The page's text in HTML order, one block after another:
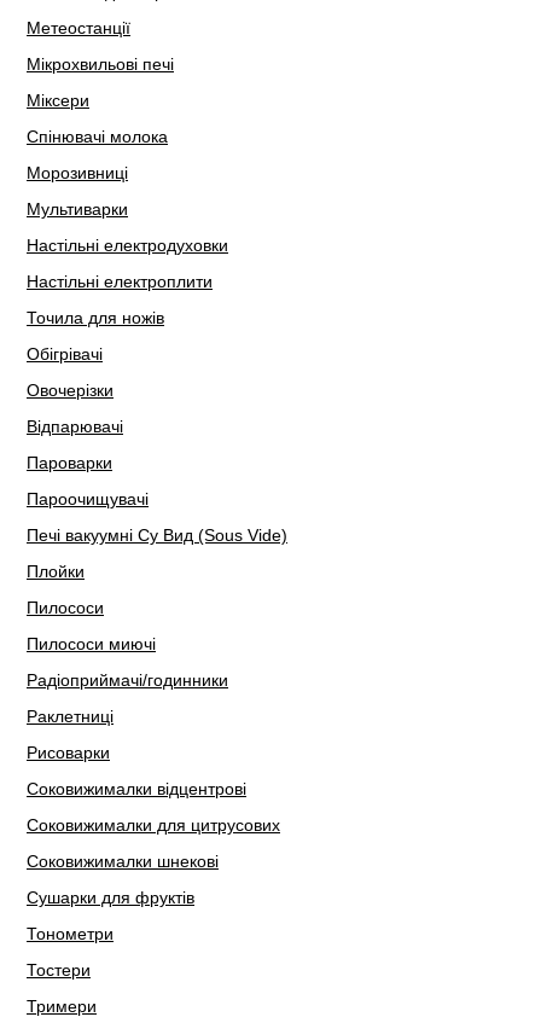
Метеостанції
Мікрохвильові печі
Міксери
Спінювачі молока
Морозивниці
Мультиварки
Настільні електродуховки
Настільні електроплити
Точила для ножів
Обігрівачі
Овочерізки
Відпарювачі
Пароварки
Пароочищувачі
Печі вакуумні Су Вид (Sous Vide)
Плойки
Пилососи
Пилососи миючі
Радіоприймачі/годинники
Раклетниці
Рисоварки
Соковижималки відцентрові
Соковижималки для цитрусових
Соковижималки шнекові
Сушарки для фруктів
Тонометри
Тостери
Тримери